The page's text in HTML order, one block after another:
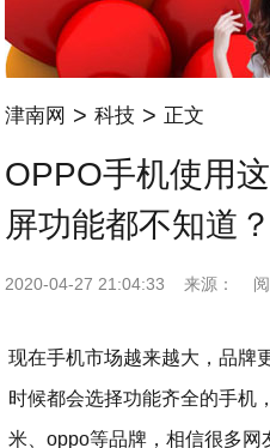
津南网 > 科技 > 正文
OPPO手机使用
屏功能都不知道
2020-04-27 21:04:33 来源：
现在手机市场越来越大，品牌
时候都会选择功能齐全的手机
米、oppo等品牌，相信很多